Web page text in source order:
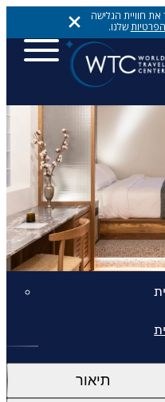
חוויית הגלישה
הפרטיותשלנו.
ERGON HOUSE
תיאור